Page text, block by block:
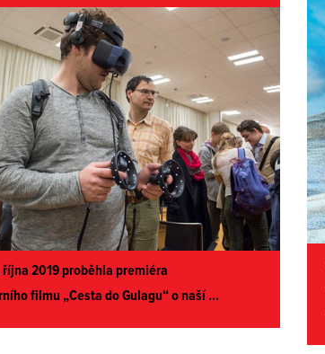
října 2019 proběhla premiéra
filmu „Cesta do Gulagu“ o naší...